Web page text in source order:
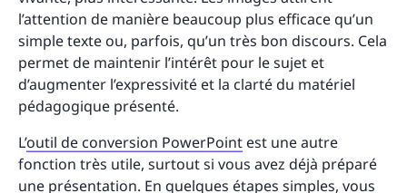
l’attention de manière beaucoup plus efficace qu’un
simple texte ou, parfois, qu’un très bon discours. Cela
permet de maintenir l’intérêt pour le sujet et
d’augmenter l’expressivité et la clarté du matériel
pédagogique présenté.
L’outil de conversion PowerPoint est une autre
fonction très utile, surtout si vous avez déjà préparé
une présentation. En quelques étapes simples, vous